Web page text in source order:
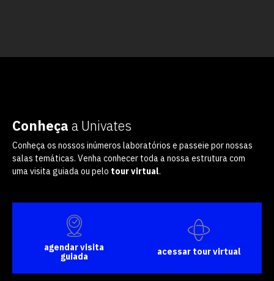
Conheça a Univates
Conheça os nossos inúmeros laboratórios e passeie por nossas
salas temáticas. Venha conhecer toda a nossa estrutura com
uma visita guiada ou pelo tour virtual.
agendar visita
guiada
acessar tour virtual